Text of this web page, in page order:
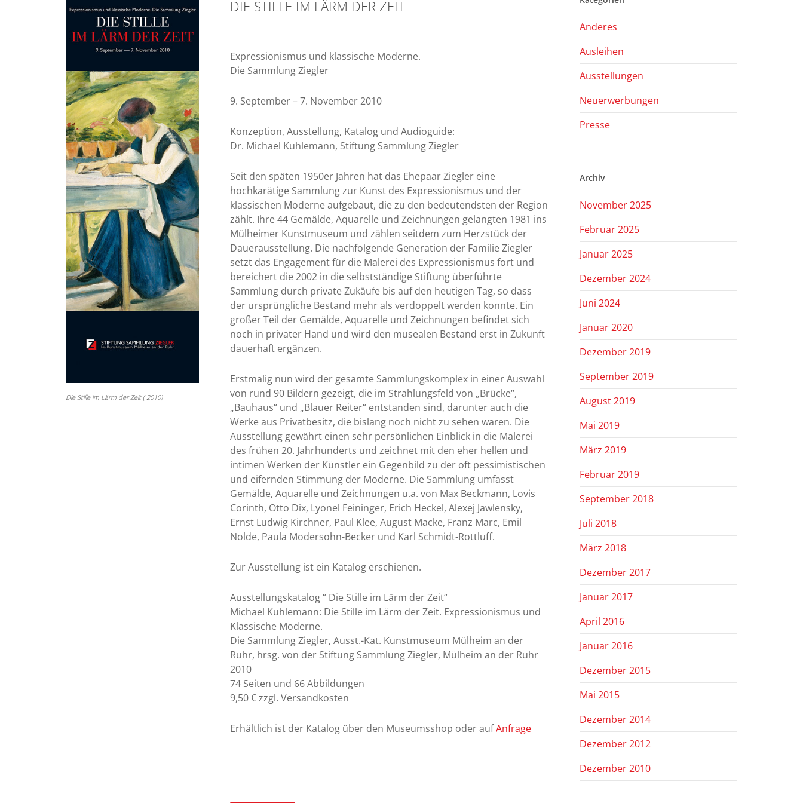
Die Stille im Lärm der Zeit ( 2010)
DIE STILLE IM LÄRM DER ZEIT
Expressionismus und klassische Moderne.
Die Sammlung Ziegler
9. September – 7. November 2010
Konzeption, Ausstellung, Katalog und Audioguide:
Dr. Michael Kuhlemann, Stiftung Sammlung Ziegler
Seit den späten 1950er Jahren hat das Ehepaar Ziegler eine
hochkarätige Sammlung zur Kunst des Expressionismus und der
klassischen Moderne aufgebaut, die zu den bedeutendsten der Region
zählt. Ihre 44 Gemälde, Aquarelle und Zeichnungen gelangten 1981 ins
Mülheimer Kunstmuseum und zählen seitdem zum Herzstück der
Dauerausstellung. Die nachfolgende Generation der Familie Ziegler
setzt das Engagement für die Malerei des Expressionismus fort und
bereichert die 2002 in die selbstständige Stiftung überführte
Sammlung durch private Zukäufe bis auf den heutigen Tag, so dass
der ursprüngliche Bestand mehr als verdoppelt werden konnte. Ein
großer Teil der Gemälde, Aquarelle und Zeichnungen befindet sich
noch in privater Hand und wird den musealen Bestand erst in Zukunft
dauerhaft ergänzen.
Erstmalig nun wird der gesamte Sammlungskomplex in einer Auswahl
von rund 90 Bildern gezeigt, die im Strahlungsfeld von „Brücke“,
„Bauhaus“ und „Blauer Reiter“ entstanden sind, darunter auch die
Werke aus Privatbesitz, die bislang noch nicht zu sehen waren. Die
Ausstellung gewährt einen sehr persönlichen Einblick in die Malerei
des frühen 20. Jahrhunderts und zeichnet mit den eher hellen und
intimen Werken der Künstler ein Gegenbild zu der oft pessimistischen
und eifernden Stimmung der Moderne. Die Sammlung umfasst
Gemälde, Aquarelle und Zeichnungen u.a. von Max Beckmann, Lovis
Corinth, Otto Dix, Lyonel Feininger, Erich Heckel, Alexej Jawlensky,
Ernst Ludwig Kirchner, Paul Klee, August Macke, Franz Marc, Emil
Nolde, Paula Modersohn-Becker und Karl Schmidt-Rottluff.
Zur Ausstellung ist ein Katalog erschienen.
Ausstellungskatalog “ Die Stille im Lärm der Zeit“
Michael Kuhlemann: Die Stille im Lärm der Zeit. Expressionismus und
Klassische Moderne.
Die Sammlung Ziegler, Ausst.-Kat. Kunstmuseum Mülheim an der
Ruhr, hrsg. von der Stiftung Sammlung Ziegler, Mülheim an der Ruhr
2010
74 Seiten und 66 Abbildungen
9,50 € zzgl. Versandkosten
Erhältlich ist der Katalog über den Museumsshop oder aufAnfrage
Anderes
Ausleihen
Ausstellungen
Neuerwerbungen
Presse
Archiv
November 2025
Februar 2025
Januar 2025
Dezember 2024
Juni 2024
Januar 2020
Dezember 2019
September 2019
August 2019
Mai 2019
März 2019
Februar 2019
September 2018
Juli 2018
März 2018
Dezember 2017
Januar 2017
April 2016
Januar 2016
Dezember 2015
Mai 2015
Dezember 2014
Dezember 2012
Dezember 2010